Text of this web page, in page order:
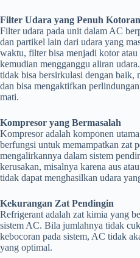
Filter Udara yang Penuh Kotoran
Filter udara pada unit dalam AC
dan partikel lain dari udara yang
waktu, filter bisa menjadi kotor
kemudian mengganggu aliran
tidak bisa bersirkulasi dengan baik,
dan bisa mengaktifkan
mati.
Kompresor yang Bermasalah
Kompresor adalah komponen
berfungsi untuk memampatkan zat
mengalirkannya dalam sistem
kerusakan, misalnya karena aus
tidak dapat menghasilkan udara
Kekurangan Zat Pendingin
Refrigerant adalah zat kimia yang
sistem AC. Bila jumlahnya tidak
kebocoran pada sistem, AC tidak
yang optimal.